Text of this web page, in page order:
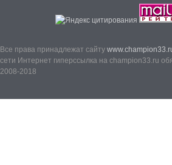
Все права принадлежат сайту
сети Интернет гиперссылка на champion33.ru
2008-2018